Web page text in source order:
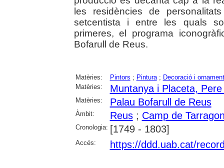
les residències de
setcentista i entre les quals
primeres, el programa
Bofarull de Reus.
Matèries: Pintors ; Pintura; Decoració i
Matèries:
Muntanya i Placeta,
Matèries: Palau Bofarull de Reus
Àmbit: Reus; Camp de
Cronologia: [1749 - 1803]
Accés: https://ddd.uab.cat/